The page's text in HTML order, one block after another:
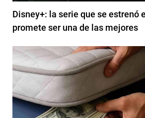
Disney+: la serie que se estrenó
promete ser una de las mejores